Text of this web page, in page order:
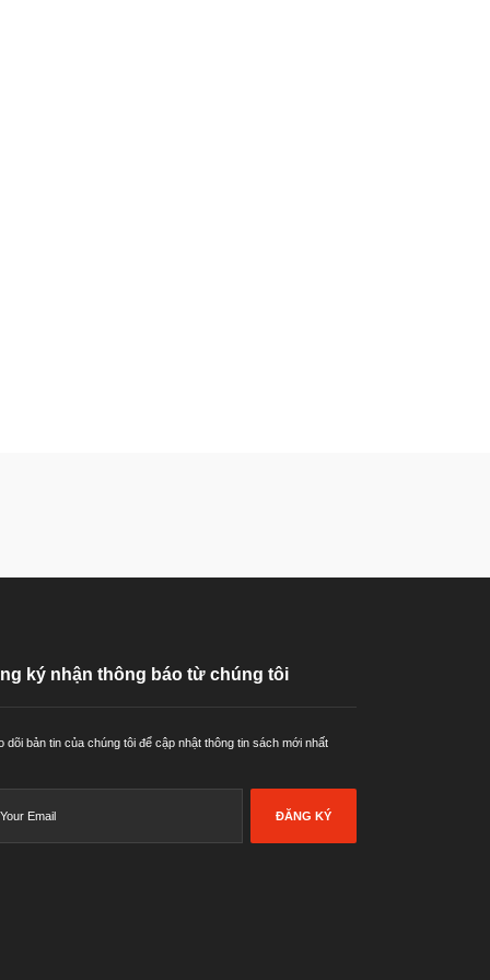
ký nhận thông báo từ chúng tôi
dõi bản tin của chúng tôi để cập nhật thông tin sách mới nhất
ĐĂNG KÝ